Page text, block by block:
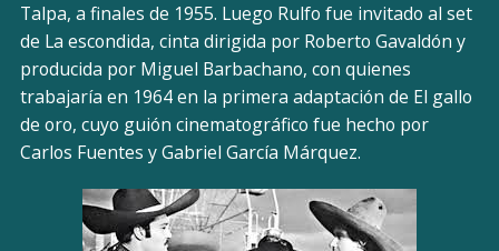
Talpa, a finales de 1955. Luego Rulfo fue invitado al set
de La escondida, cinta dirigida por Roberto Gavaldón y
producida por Miguel Barbachano, con quienes
trabajaría en 1964 en la primera adaptación de El gallo
de oro, cuyo guión cinematográfico fue hecho por
Carlos Fuentes y Gabriel García Márquez.